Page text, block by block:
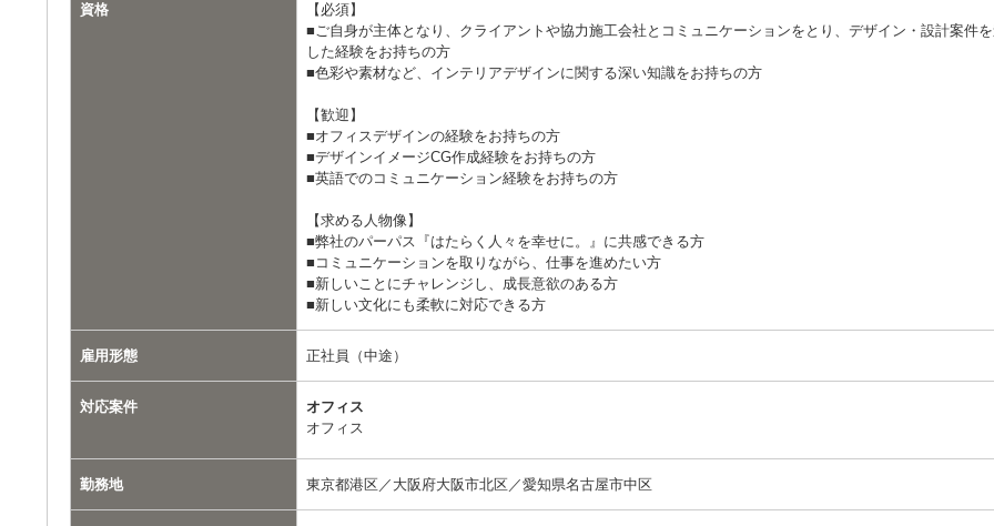
資格
【必須】
■ご自身が主体となり、クライアントや協力施工会社とコミュニケーションをとり、デザイン・設計案件
した経験をお持ちの方
■色彩や素材など、インテリアデザインに関する深い知識をお持ちの方
【歓迎】
■オフィスデザインの経験をお持ちの方
■デザインイメージCG作成経験をお持ちの方
■英語でのコミュニケーション経験をお持ちの方
【求める人物像】
■弊社のパーパス『はたらく人々を幸せに。』に共感できる方
■コミュニケーションを取りながら、仕事を進めたい方
■新しいことにチャレンジし、成長意欲のある方
■新しい文化にも柔軟に対応できる方
雇用形態 正社員（中途）
対応案件
オフィス
オフィス
勤務地 東京都港区／大阪府大阪市北区／愛知県名古屋市中区